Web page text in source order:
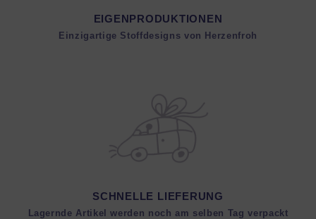
EIGENPRODUKTIONEN
Einzigartige Stoffdesigns von Herzenfroh
SCHNELLE LIEFERUNG
Lagernde Artikel werden noch am selben Tag verpackt